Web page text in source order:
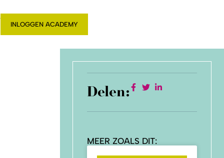
INLOGGEN ACADEMY
Delen:
MEER ZOALS DIT: